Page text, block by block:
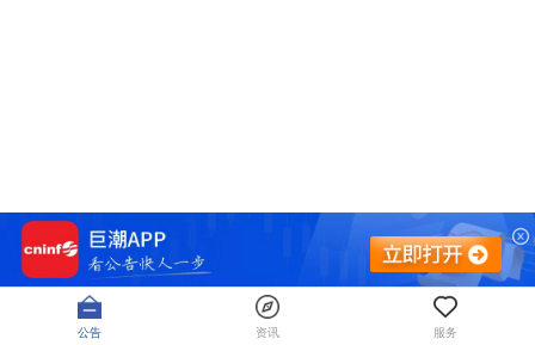
公告 资讯 服务